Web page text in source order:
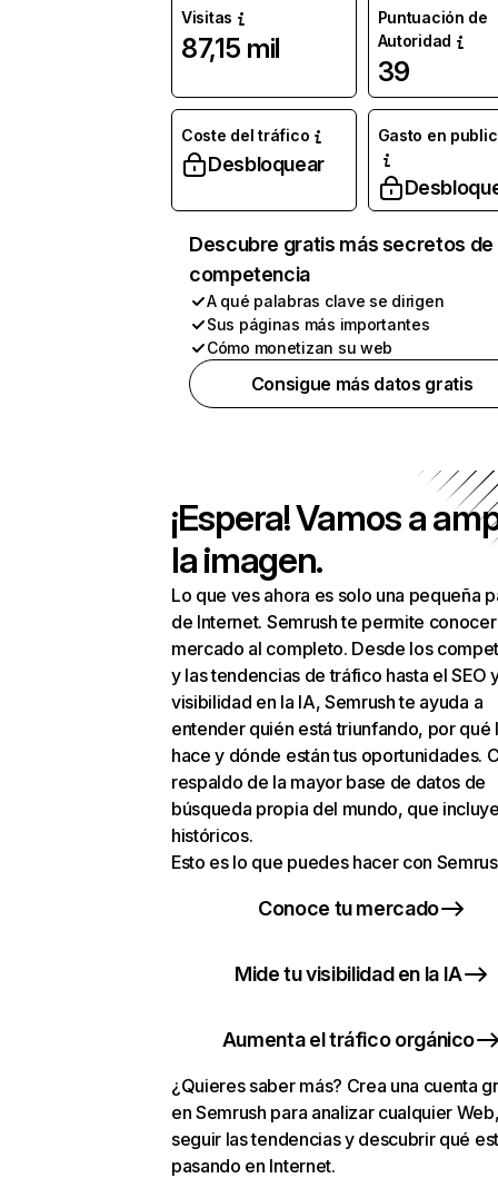
Visitas
87,15 mil
Puntuación de
Autoridad
39
Coste del tráfico
Desbloquear
Gasto en
Descubre gratis más secretos de
competencia
A qué palabras clave se dirigen
Sus páginas más importantes
Cómo monetizan su web
Consigue más datos gratis
¡Espera! Vamos a
la imagen.
Lo que ves ahora es solo una pequeña
de Internet. Semrush te permite
mercado al completo. Desde los
y las tendencias de tráfico hasta el SEO
visibilidad en la IA, Semrush te ayuda a
entender quién está triunfando, por qué
hace y dónde están tus oportunidades.
respaldo de la mayor base de datos de
búsqueda propia del mundo, que
históricos.
Esto es lo que puedes hacer con
Conoce tu mercado
Mide tu visibilidad en la IA
Aumenta el tráfico orgánico
¿Quieres saber más? Crea una cuenta
en Semrush para analizar cualquier
seguir las tendencias y descubrir qué
pasando en Internet.